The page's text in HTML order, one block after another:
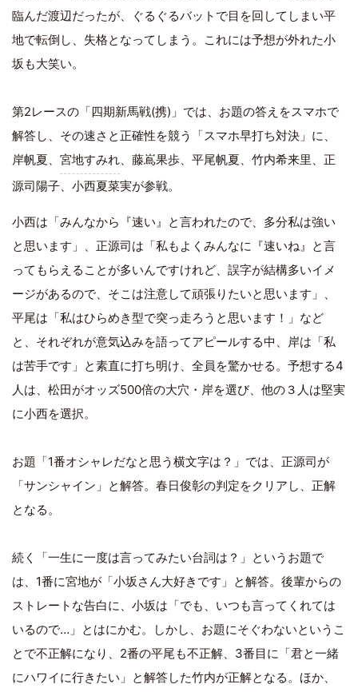
臨んだ渡辺だったが、ぐるぐるバットで目を回してしまい平
地で転倒し、失格となってしまう。これには予想が外れた小
坂も大笑い。
第2レースの「四期新馬戦(携)」では、お題の答えをスマホで
解答し、その速さと正確性を競う「スマホ早打ち対決」に、
岸帆夏、 宮地すみれ、藤嶌果歩、平尾帆夏、竹内希来里、正
源司陽子、小西夏菜実が参戦。
小西は「みんなから『速い』と言われたので、多分私は強い
と思います」、正源司は「私もよくみんなに『速いね』と言
ってもらえることが多いんですけれど、誤字が結構多いイメ
ージがあるので、そこは注意して頑張りたいと思います」、
平尾は「私はひらめき型で突っ走ろうと思います！」など
と、それぞれが意気込みを語ってアピールする中、岸は「私
は苦手です」と素直に打ち明け、全員を驚かせる。予想する4
人は、松田がオッズ500倍の大穴・岸を選び、他の３人は堅実
に小西を選択。
お題「1番オシャレだなと思う横文字は？」では、正源司が
「サンシャイン」と解答。春日俊彰の判定をクリアし、正解
となる。
続く「一生に一度は言ってみたい台詞は？」というお題で
は、1番に宮地が「小坂さん大好きです」と解答。後輩からの
ストレートな告白に、小坂は「でも、いつも言ってくれては
いるので…」とはにかむ。しかし、お題にそぐわないというこ
とで不正解になり、2番の平尾も不正解、3番目に「君と一緒
にハワイに行きたい」と解答した竹内が正解となる。ほか、